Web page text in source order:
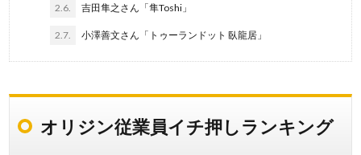
2.6. 吉田隼之さん「隼Toshi」
2.7. 小澤善文さん「トゥーランドット 臥龍居」
オリジン従業員イチ押しランキング